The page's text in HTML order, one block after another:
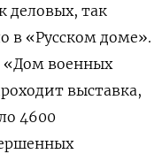
деловых, так
в «Русском доме».
«Дом военных
выставка,
4600